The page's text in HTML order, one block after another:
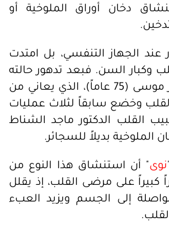
دخان أوراق الملوخية أو
عند الجهاز التنفسي، بل امتدت
وكبار السن. فبعد تدهور حالته
الصحية، قصد زهير موسى (75 عاماً)، الذي يعاني من
وخضع سابقاً لثلاث عمليات
القلب الدكتور ماجد الشناط
الملوخية بديلاً للسجائر.
نوى " أن استنشاق هذا النوع من
على مرضى القلب، إذ يقلل
إلى الجسم ويزيد العبء